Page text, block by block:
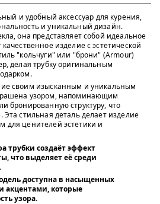
и удобный аксессуар для курения,
и уникальный дизайн.
она представляет собой идеальное
изделие с эстетической
"кольчуги" или "брони" (Armour)
делая трубку оригинальным
своим изысканным и уникальным
узором, напоминающим
бронированную структуру, что
Эта стильная деталь делает изделие
для ценителей эстетики и
трубки создаёт эффект
что выделяет её среди
доступна в насыщенных
акцентами, которые
узора.